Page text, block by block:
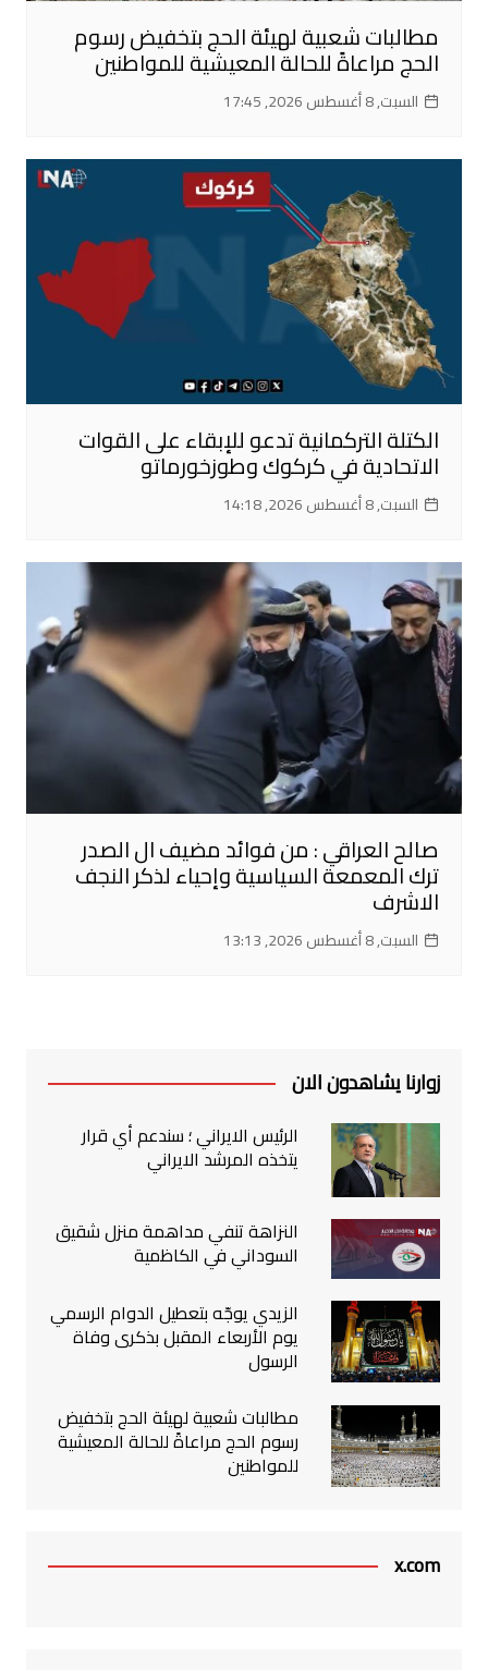
مطالبات شعبية لهيئة الحج بتخفيض رسوم
الحج مراعاةً للحالة المعيشية للمواطنين
السبت, 8 أغسطس 2026, 17:45
الكتلة التركمانية تدعو للإبقاء على القوات
الاتحادية في كركوك وطوزخورماتو
السبت, 8 أغسطس 2026, 14:18
صالح العراقي : من فوائد مضيف ال الصدر
ترك المعمعة السياسية وإحياء لذكر النجف
الاشرف
السبت, 8 أغسطس 2026, 13:13
زوارنا يشاهدون الان
الرئيس الايراني ؛ سندعم أي قرار
يتخذه المرشد الايراني
النزاهة تنفي مداهمة منزل شقيق
السوداني في الكاظمية
الزيدي يوجّه بتعطيل الدوام الرسمي
يوم الأربعاء المقبل بذكرى وفاة
الرسول
مطالبات شعبية لهيئة الحج بتخفيض
رسوم الحج مراعاةً للحالة المعيشية
للمواطنين
x.com